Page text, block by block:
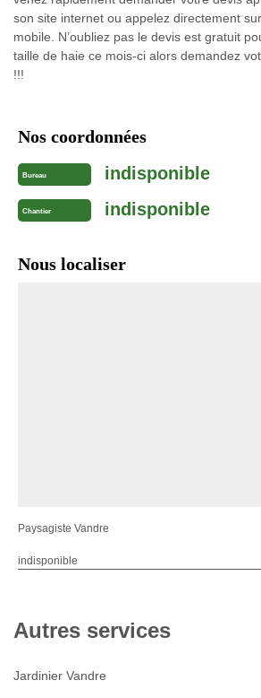
son site internet ou appelez directement
mobile. N’oubliez pas le devis est gratuit
taille de haie ce mois-ci alors demandez
!!!
Nos coordonnées
Bureau indisponible
Chantier indisponible
Nous localiser
Paysagiste Vandre
indisponible
Autres services
Jardinier Vandre